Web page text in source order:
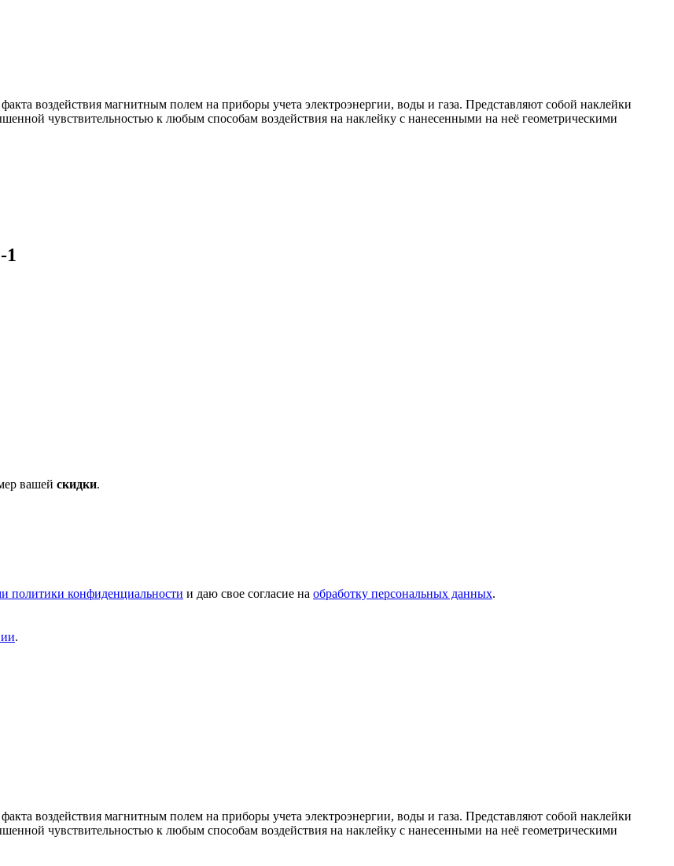
воздействия магнитным полем на приборы учета электроэнергии, воды и газа. Представляют собой наклейки
чувствительностью к любым способам воздействия на наклейку с нанесенными на неё геометрическими
1
вашей скидки.
политики конфиденциальности и даю свое согласие на обработку персональных данных.
.
воздействия магнитным полем на приборы учета электроэнергии, воды и газа. Представляют собой наклейки
чувствительностью к любым способам воздействия на наклейку с нанесенными на неё геометрическими